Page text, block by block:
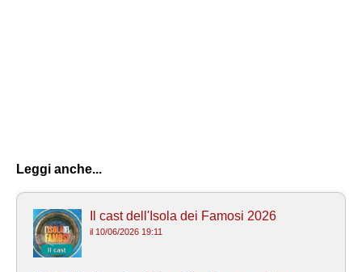
Leggi anche...
Il cast dell'Isola dei Famosi 2026
il 10/06/2026 19:11